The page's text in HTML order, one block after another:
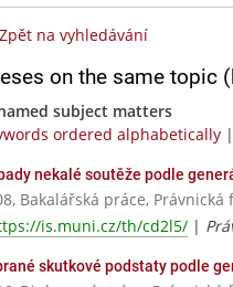
Zpět na vyhledávání
on the same topic
subject matters
ordered alphabetically |
nekalé soutěže podle
Bakalářská práce,
is.muni.cz/th/cd2l5/ |
skutkové podstaty podle